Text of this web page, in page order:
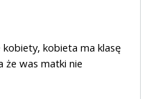
kobiety, kobieta ma klasę
że was matki nie